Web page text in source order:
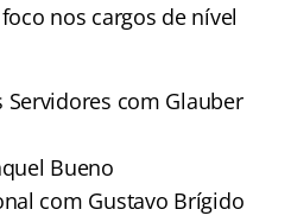
nos cargos de nível
Servidores com Glauber
Bueno
com Gustavo Brígido